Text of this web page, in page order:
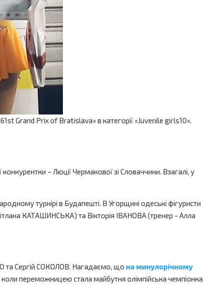
Grand Prix of Bratislava» в категорії «Juvenile girls10».
– Люції Чермакової зі Словаччини. Взагалі, у
турнірі в Будапешті. В Угорщині одеські фігуристи
КАТАШИНСЬКА) та Вікторія ІВАНОВА (тренер - Алла
та Сергій СОКОЛОВ. Нагадаємо, що на минулорічному
переможницею стала майбутня олімпійська чемпіонка